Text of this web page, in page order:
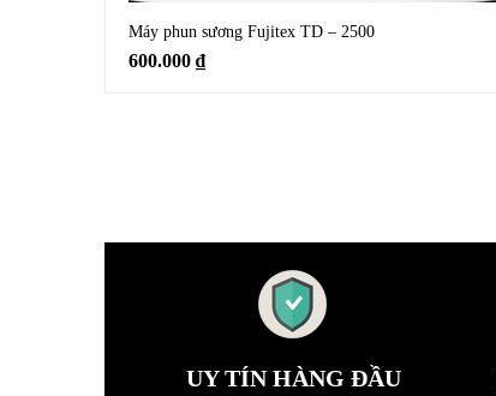
Máy phun sương Fujitex TD – 2500
600.000 ₫
UY TÍN HÀNG ĐẦU